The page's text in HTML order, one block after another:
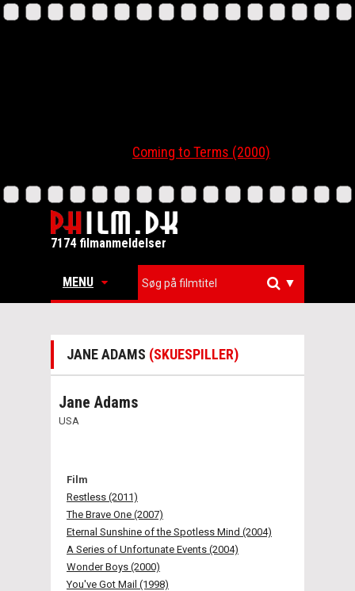
Coming to Terms (2000)
7174 filmanmeldelser
MENU ▼
JANE ADAMS (SKUESPILLER)
Jane Adams
USA
Film
Restless (2011)
The Brave One (2007)
Eternal Sunshine of the Spotless Mind (2004)
A Series of Unfortunate Events (2004)
Wonder Boys (2000)
You've Got Mail (1998)